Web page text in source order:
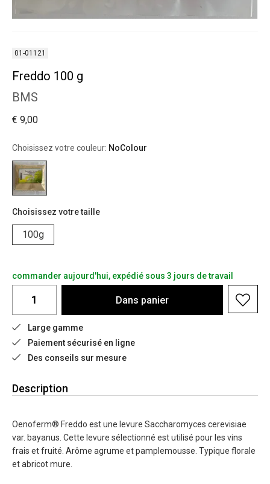
01-01121
Freddo 100 g
BMS
€ 9,00
Choisissez votre couleur: NoColour
Choisissez votre taille
100g
commander aujourd'hui, expédié sous 3 jours de travail
Dans panier
Large gamme
Paiement sécurisé en ligne
Des conseils sur mesure
Description
Oenoferm® Freddo est une levure Saccharomyces cerevisiae
var. bayanus. Cette levure sélectionné est utilisé pour les vins
frais et fruité. Arôme agrume et pamplemousse. Typique florale
et abricot mure.